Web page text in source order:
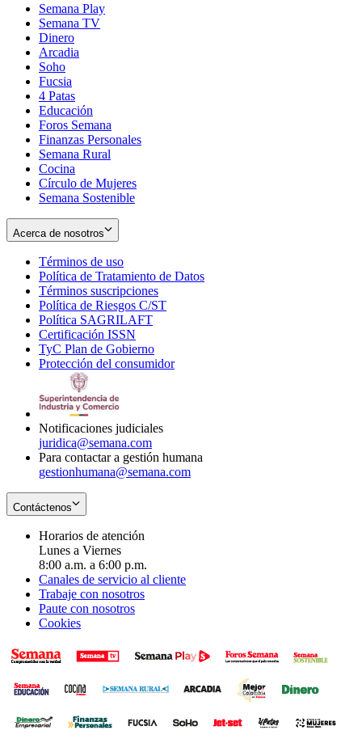
Semana Play
Semana TV
Dinero
Arcadia
Soho
in
new
window
Fucsia
in
new
window
4 Patas
Educación
Foros Semana
Finanzas Personales
Semana Rural
Cocina
Círculo de Mujeres
Semana Sostenible
Acerca de nosotros
Términos de uso
in
new
window
Política de Tratamiento de Datos
Términos suscripciones
in
Política de Riesgos C/ST
Política SAGRILAFT
new
window
Certificación ISSN
in
new
TyC Plan de Gobierno
in
Protección del consumidorOpens
Notificaciones judiciales
juridica@semana.com
Para contactar a gestión humana
gestionhumana@semana.com
Contáctenos
Horarios de atención
Lunes a Viernes
8:00 a.m. a 6:00 p.m.
Canales de servicio al cliente
Trabaje con nosotros
Paute con nosotros
Cookies